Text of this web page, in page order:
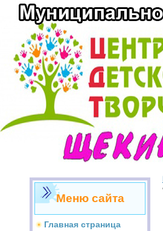
Меню сайта
Главная страница